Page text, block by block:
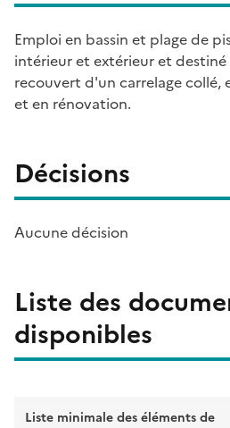
Emploi en bassin et plage de
intérieur et extérieur et destiné
recouvert d'un carrelage collé,
et en rénovation.
Décisions
Aucune décision
Liste des
disponibles
Liste minimale des éléments de